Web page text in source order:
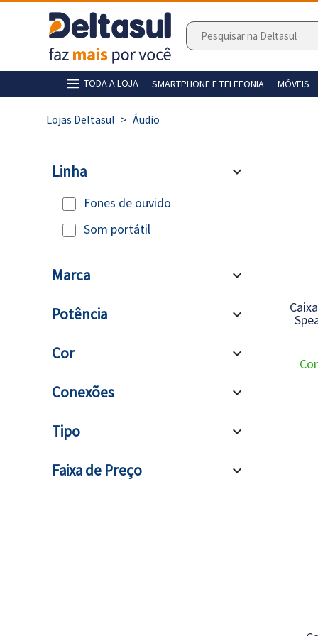
TODA A LOJA SMARTPHONE E TELEFONIA MÓVEIS
> Áudio
Linha expand_more
Fones de ouvido
Som portátil
Marca expand_more
Potência expand_more
Cor expand_more
Conexões expand_more
Tipo expand_more
Faixa de Preço expand_more